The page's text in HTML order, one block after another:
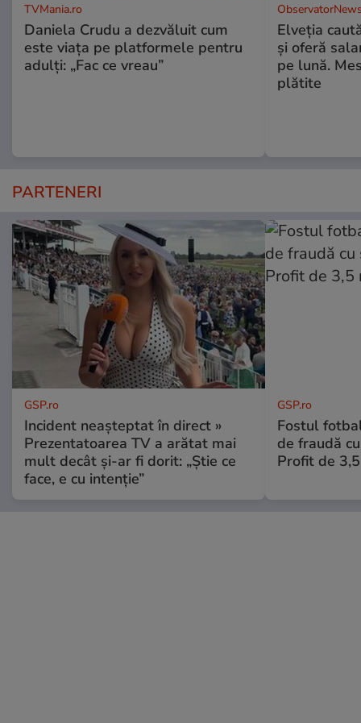
TVMania.ro
Daniela Crudu a dezvăluit cum
este viața pe platformele pentru
adulți: „Fac ce vreau”
Elveția
și oferă
pe lună.
plătite
PARTENERI
GSP.ro
Incident neașteptat în direct »
Prezentatoarea TV a arătat mai
mult decât și-ar fi dorit: „Știe ce
face, e cu intenție”
GSP.ro
Fostul
de fraudă
Profit de